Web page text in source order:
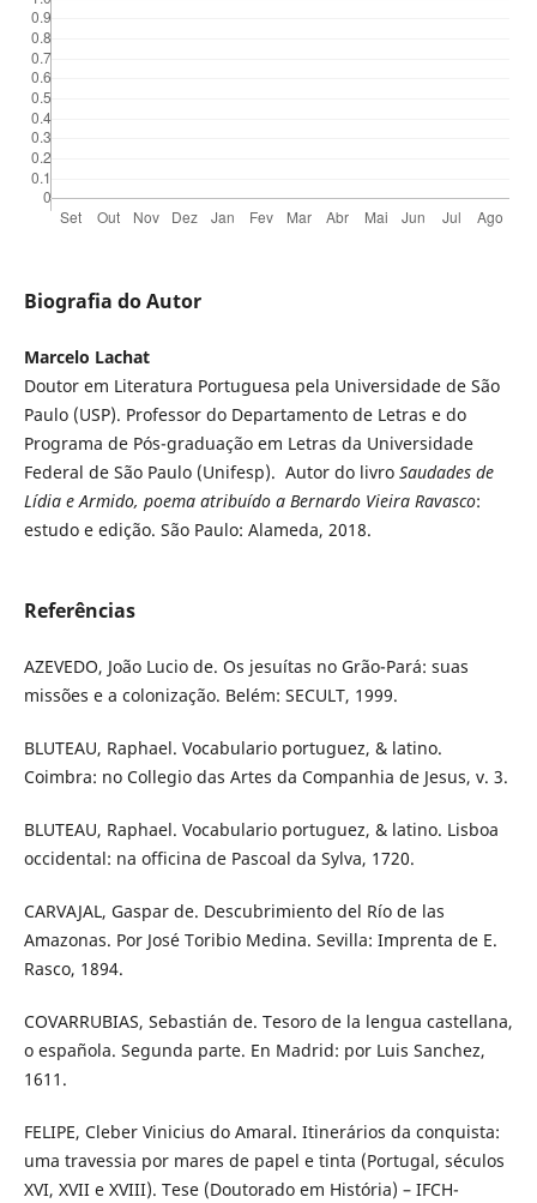
Biografia do Autor
Marcelo Lachat
Doutor em Literatura Portuguesa pela Universidade de São
Paulo (USP). Professor do Departamento de Letras e do
Programa de Pós-graduação em Letras da Universidade
Federal de São Paulo (Unifesp). Autor do livro Saudades de
Lídia e Armido, poema atribuído a Bernardo Vieira Ravasco:
estudo e edição. São Paulo: Alameda, 2018.
Referências
AZEVEDO, João Lucio de. Os jesuítas no Grão-Pará: suas
missões e a colonização. Belém: SECULT, 1999.
BLUTEAU, Raphael. Vocabulario portuguez, & latino.
Coimbra: no Collegio das Artes da Companhia de Jesus, v. 3.
BLUTEAU, Raphael. Vocabulario portuguez, & latino. Lisboa
occidental: na officina de Pascoal da Sylva, 1720.
CARVAJAL, Gaspar de. Descubrimiento del Río de las
Amazonas. Por José Toribio Medina. Sevilla: Imprenta de E.
Rasco, 1894.
COVARRUBIAS, Sebastián de. Tesoro de la lengua castellana,
o española. Segunda parte. En Madrid: por Luis Sanchez,
1611.
FELIPE, Cleber Vinicius do Amaral. Itinerários da conquista:
uma travessia por mares de papel e tinta (Portugal, séculos
XVI, XVII e XVIII). Tese (Doutorado em História) – IFCH-